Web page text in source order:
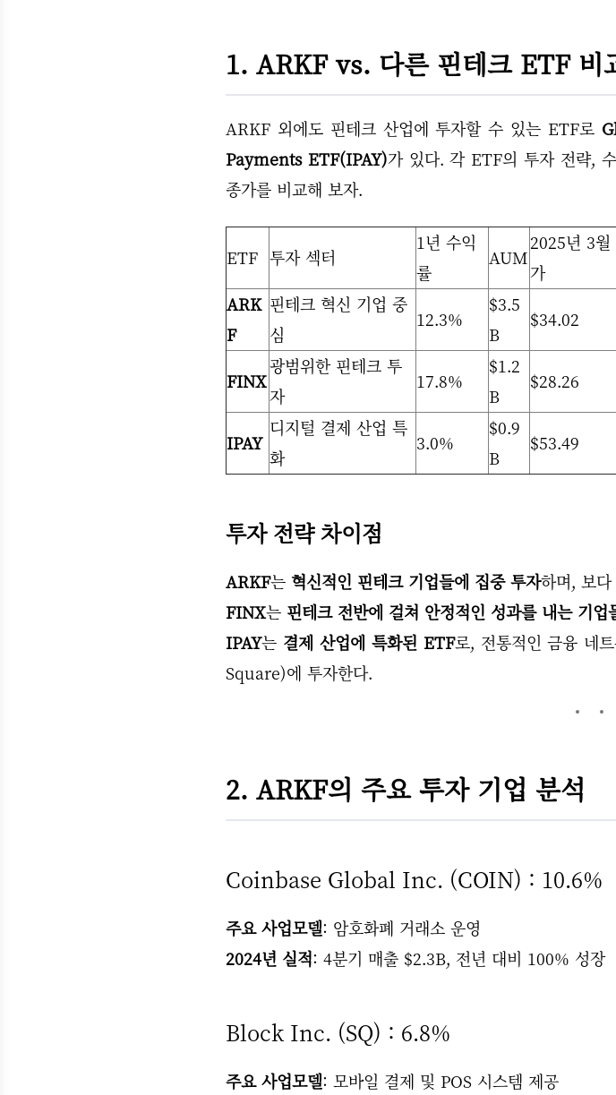
1. ARKF vs. 다른 핀테크 ETF 비
ARKF 외에도 핀테크 산업에 투자할 수 있는 ETF로
Payments ETF(IPAY)가 있다. 각 ETF의 투자 전략,
종가를 비교해 보자.
ETF 투자 섹터
1년 수익
률
AUM
2025년 3
가
ARK
F
핀테크 혁신 기업 중
심
12.3%
$3.5
B
$34.02
FINX
광범위한 핀테크 투
자
17.8%
$1.2
B
$28.26
IPAY
디지털 결제 산업 특
화
3.0%
$0.9
B
$53.49
투자 전략 차이점
ARKF는 혁신적인 핀테크 기업들에 집중 투자하며, 보
FINX는 핀테크 전반에 걸쳐 안정적인 성과를 내는 기업
IPAY는 결제 산업에 특화된 ETF로, 전통적인 금융 네
Square)에 투자한다.
2. ARKF의 주요 투자 기업 분석
Coinbase Global Inc. (COIN) : 10.6%
주요 사업모델: 암호화폐 거래소 운영
2024년 실적: 4분기 매출 $2.3B, 전년 대비 100% 성장
Block Inc. (SQ) : 6.8%
주요 사업모델: 모바일 결제 및 POS 시스템 제공